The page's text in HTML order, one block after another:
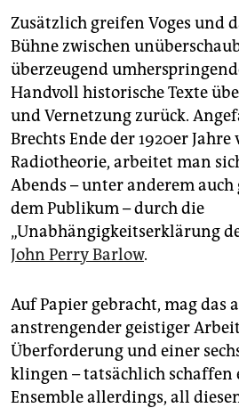
Zusätzlich greifen Voges und
Bühne zwischen
überzeugend
Handvoll historische Texte
und Vernetzung zurück.
Brechts Ende der 1920er Jahre
Radiotheorie, arbeitet man
Abends – unter anderem
dem Publikum – durch die
„Unabhängigkeitserklärung
John Perry Barlow.
Auf Papier gebracht, mag das
anstrengender geistiger
Überforderung und einer
klingen – tatsächlich schaffen
Ensemble allerdings, all